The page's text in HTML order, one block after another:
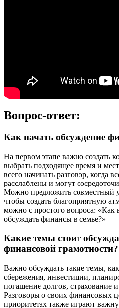
Вопрос-ответ:
Как начать обсуждение
На первом этапе важно создать
выбрать подходящее время и
всего начинать разговор, когда
расслаблены и могут
Можно предложить совместный
чтобы создать благоприятную
можно с простого вопроса: «Как
обсуждать финансы в семье?»
Какие темы стоит
финансовой грамотности?
Важно обсуждать такие темы,
сбережения, инвестиции,
погашение долгов, страхование
Разговоры о своих финансовых
приоритетах также играют